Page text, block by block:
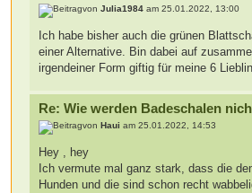
vonJulia1984 am 25.01.2022, 13:00
Ich habe bisher auch die grünen
einer Alternative. Bin dabei auf
irgendeiner Form giftig für meine 6
Re: Wie werden Badeschalen
vonHaui am 25.01.2022, 14:53
Hey , hey
Ich vermute mal ganz stark, dass die
Hunden und die sind schon recht